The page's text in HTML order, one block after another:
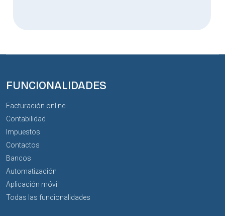
FUNCIONALIDADES
Facturación online
Contabilidad
Impuestos
Contactos
Bancos
Automatización
Aplicación móvil
Todas las funcionalidades